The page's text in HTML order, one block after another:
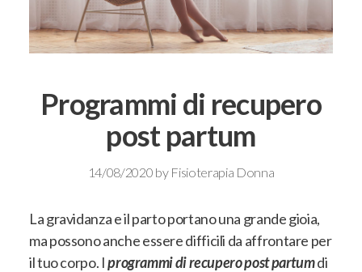
Programmi di recupero
post partum
14/08/2020 by Fisioterapia Donna
La gravidanza e il parto portano una grande gioia,
ma possono anche essere difficili da affrontare per
il tuo corpo. Iprogrammi di recupero post partumdi